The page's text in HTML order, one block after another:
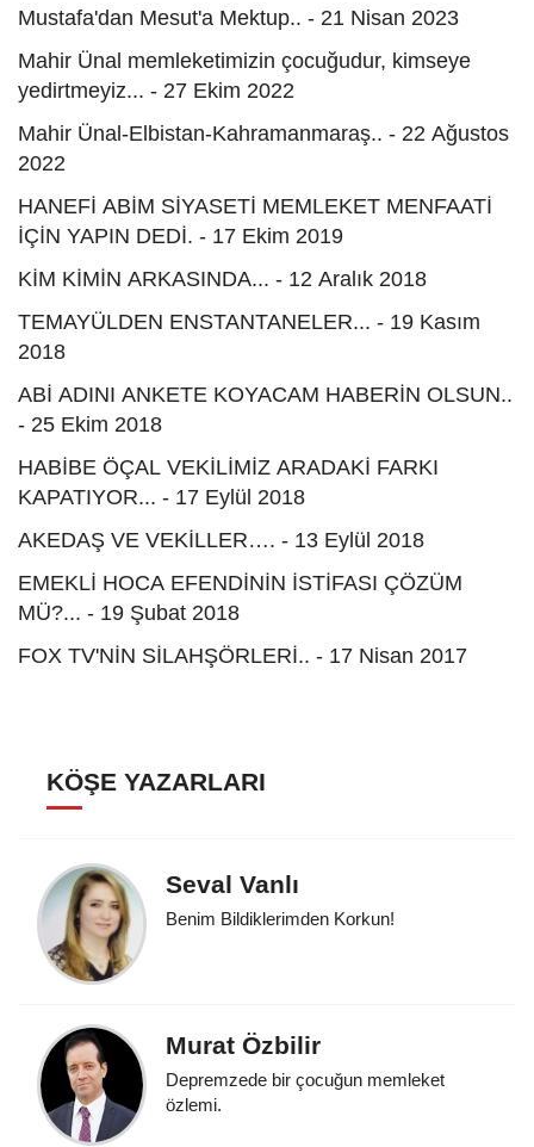
Mustafa'dan Mesut'a Mektup.. - 21 Nisan 2023
Mahir Ünal memleketimizin çocuğudur, kimseye
yedirtmeyiz... - 27 Ekim 2022
Mahir Ünal-Elbistan-Kahramanmaraş.. - 22 Ağustos
2022
HANEFİ ABİM SİYASETİ MEMLEKET MENFAATİ
İÇİN YAPIN DEDİ. - 17 Ekim 2019
KİM KİMİN ARKASINDA... - 12 Aralık 2018
TEMAYÜLDEN ENSTANTANELER... - 19 Kasım
2018
ABİ ADINI ANKETE KOYACAM HABERİN OLSUN..
- 25 Ekim 2018
HABİBE ÖÇAL VEKİLİMİZ ARADAKİ FARKI
KAPATIYOR... - 17 Eylül 2018
AKEDAŞ VE VEKİLLER…. - 13 Eylül 2018
EMEKLİ HOCA EFENDİNİN İSTİFASI ÇÖZÜM
MÜ?... - 19 Şubat 2018
FOX TV'NİN SİLAHŞÖRLERİ.. - 17 Nisan 2017
KÖŞE YAZARLARI
Seval Vanlı
Benim Bildiklerimden Korkun!
Murat Özbilir
Depremzede bir çocuğun memleket
özlemi.